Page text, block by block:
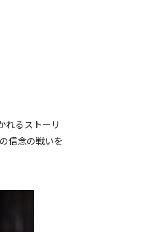
れるストーリ
信念の戦いを